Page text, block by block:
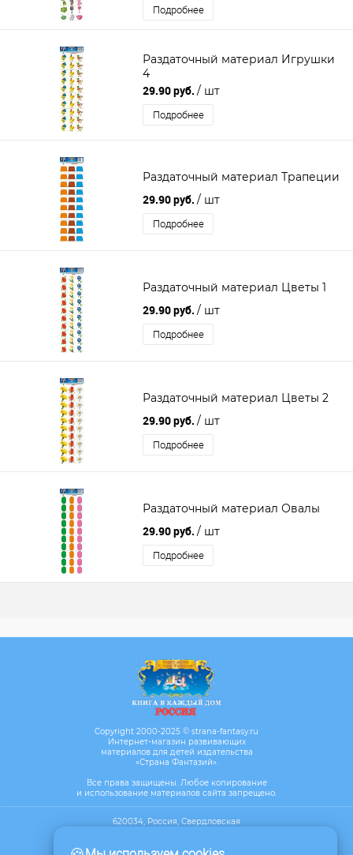
Подробнее
Раздаточный материал Игрушки
4
29.90 руб. / шт
Подробнее
Раздаточный материал Трапеции
29.90 руб. / шт
Подробнее
Раздаточный материал Цветы 1
29.90 руб. / шт
Подробнее
Раздаточный материал Цветы 2
29.90 руб. / шт
Подробнее
Раздаточный материал Овалы
29.90 руб. / шт
Подробнее
Copyright 2000-2025 © strana-fantasy.ru
Интернет-магазин развивающих
материалов для детей издательства
«Страна Фантазий».
Все права защищены. Любое копирование
и использование материалов сайта запрещено.
620034, Россия, Свердловская